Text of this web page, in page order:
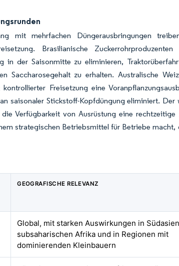
mit mehrfachen Düngerausbringungen
Brasilianische
der Saisonmitte zu eliminieren,
Saccharosegehalt zu erhalten. Australische
Freisetzung eine
saisonaler Stickstoff-Kopfdüngung eliminiert.
Verfügbarkeit von Ausrüstung eine rechtzeitige
strategischen Betriebsmittel für Betriebe
GEOGRAFISCHE RELEVANZ
Global, mit starken Auswirkungen in
subsaharischen Afrika und in Regionen mit
dominierenden Kleinbauern